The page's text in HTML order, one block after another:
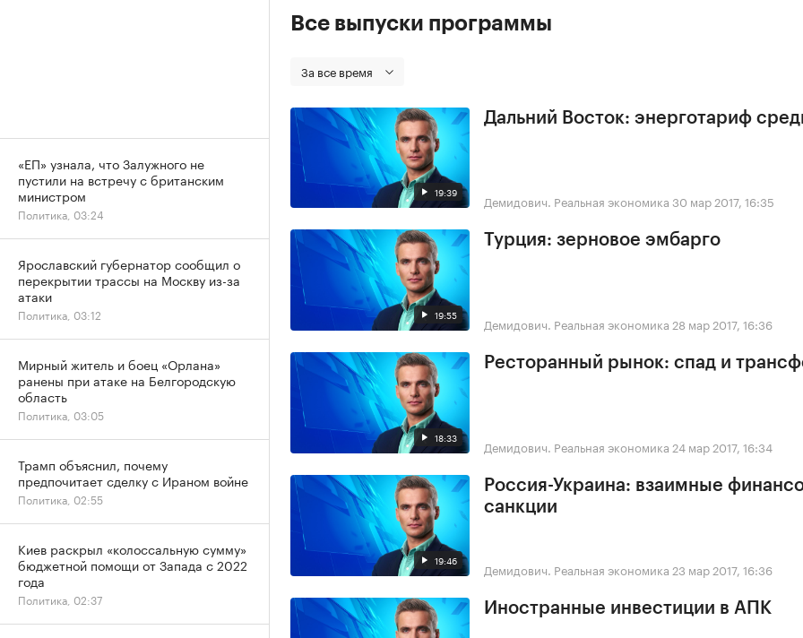
Все выпуски программы
За все время
19:39
Дальний Восток: энерготариф
Демидович. Реальная экономика 30 мар 2017, 16:35
19:55
Турция: зерновое эмбарго
Демидович. Реальная экономика 28 мар 2017, 16:36
18:33
Ресторанный рынок: спад и
Демидович. Реальная экономика 24 мар 2017, 16:34
19:46
Россия-Украина: взаимные
санкции
Демидович. Реальная экономика 23 мар 2017, 16:36
Иностранные инвестиции в АПК
«ЕП» узнала, что Залужного не
пустили на встречу с британским
министром
Политика, 03:24
Ярославский губернатор сообщил о
перекрытии трассы на Москву из-за
атаки
Политика, 03:12
Мирный житель и боец «Орлана»
ранены при атаке на Белгородскую
область
Политика, 03:05
Трамп объяснил, почему
предпочитает сделку с Ираном войне
Политика, 02:55
Киев раскрыл «колоссальную сумму»
бюджетной помощи от Запада с 2022
года
Политика, 02:37